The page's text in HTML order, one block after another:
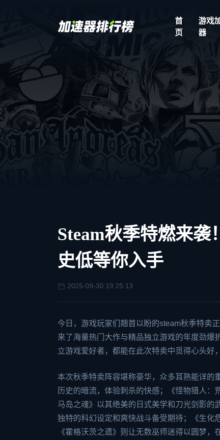
首
页
游戏
器
Steam秋季特燃来
史低等你入手
2025-09-30 19:25:13
今日，游戏玩家们翘首以盼的steam秋季特卖
来了海量热门大作与精品独立游戏的年度劲
立游戏爱好者，都能在此次特卖中觅得心头好
本次秋季特卖阵容堪称豪华，众多耳熟能详的
历史的暗流，体验刺杀的快感；《怪物猎人：
马岛之魂》以其绝美的日式美学和刀光剑影的
独特的科幻设定和爽快战斗备受期待；《生
《霍格沃茨之遗》则让无数巫师迷得以圆梦